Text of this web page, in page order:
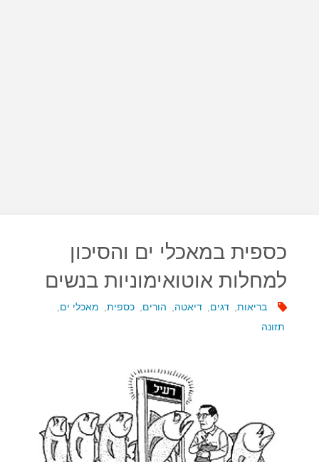
כספית במאכלי ים והסיכון
למחלות אוטואימוניות בנשים
בריאות דגים דיאטה הורים כספית, מאכלי ים
תזונה